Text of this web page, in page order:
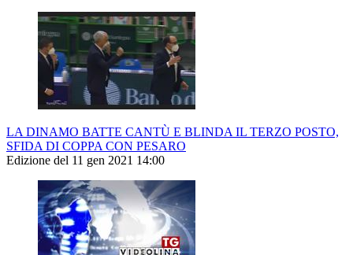
LA DINAMO BATTE CANTÙ E BLINDA IL TERZO POSTO,
SFIDA DI COPPA CON PESARO
Edizione del 11 gen 2021 14:00